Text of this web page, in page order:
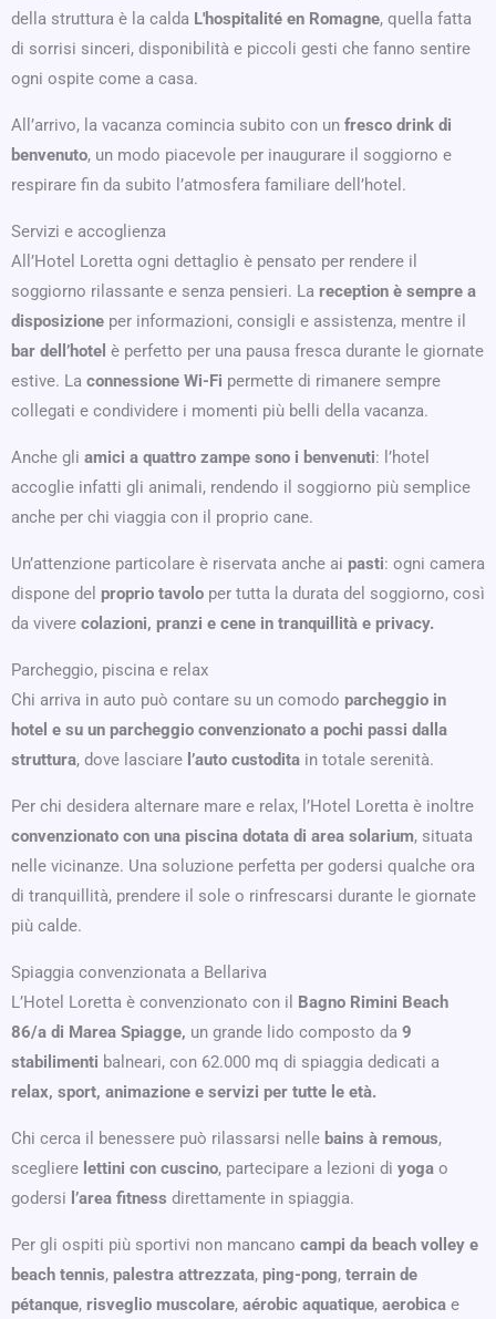
della struttura è la calda L'hospitalité en Romagne, quella fatta
di sorrisi sinceri, disponibilità e piccoli gesti che fanno sentire
ogni ospite come a casa.
All’arrivo, la vacanza comincia subito con un fresco drink di
benvenuto, un modo piacevole per inaugurare il soggiorno e
respirare fin da subito l’atmosfera familiare dell’hotel.
Servizi e accoglienza
All’Hotel Loretta ogni dettaglio è pensato per rendere il
soggiorno rilassante e senza pensieri. La reception è sempre a
disposizione per informazioni, consigli e assistenza, mentre il
bar dell’hotel è perfetto per una pausa fresca durante le giornate
estive. La connessione Wi-Fi permette di rimanere sempre
collegati e condividere i momenti più belli della vacanza.
Anche gli amici a quattro zampe sono i benvenuti: l’hotel
accoglie infatti gli animali, rendendo il soggiorno più semplice
anche per chi viaggia con il proprio cane.
Un’attenzione particolare è riservata anche ai pasti: ogni camera
dispone del proprio tavolo per tutta la durata del soggiorno, così
da vivere colazioni, pranzi e cene in tranquillità e privacy.
Parcheggio, piscina e relax
Chi arriva in auto può contare su un comodo parcheggio in
hotel e su un parcheggio convenzionato a pochi passi dalla
struttura, dove lasciare l’auto custodita in totale serenità.
Per chi desidera alternare mare e relax, l’Hotel Loretta è inoltre
convenzionato con una piscina dotata di area solarium, situata
nelle vicinanze. Una soluzione perfetta per godersi qualche ora
di tranquillità, prendere il sole o rinfrescarsi durante le giornate
più calde.
Spiaggia convenzionata a Bellariva
L’Hotel Loretta è convenzionato con il Bagno Rimini Beach
86/a di Marea Spiagge, un grande lido composto da 9
stabilimenti balneari, con 62.000 mq di spiaggia dedicati a
relax, sport, animazione e servizi per tutte le età.
Chi cerca il benessere può rilassarsi nelle bains à remous,
scegliere lettini con cuscino, partecipare a lezioni di yoga o
godersi l’area fitness direttamente in spiaggia.
Per gli ospiti più sportivi non mancano campi da beach volley e
beach tennis, palestra attrezzata, ping-pong, terrain de
pétanque, risveglio muscolare, aérobic aquatique, aerobica e